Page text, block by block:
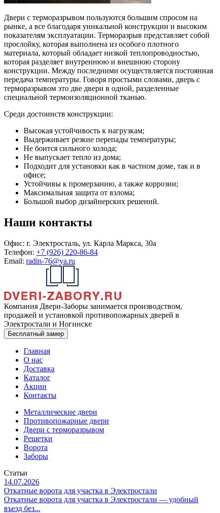
Двери с терморазрывом пользуются большим спросом на
рынке, а все благодаря уникальной конструкции и высоким
показателям эксплуатации. Терморазрыв представляет собой
прослойку, которая выполнена из особого плотного
материала, который обладает низкой теплопроводностью,
которая разделяет внутреннюю и внешнюю сторону
конструкции. Между последними осуществляется постоянная
передача температуры. Говоря простыми словами, дверь с
терморазрывом это две двери в одной, разделенные
специальной термоизоляционной тканью.
Среди достоинств конструкции:
Высокая устойчивость к нагрузкам;
Выдерживает резкие перепады температуры;
Не боится сильного холода;
Не выпускает тепло из дома;
Подходит для установки как в частном доме, так и в
офисе;
Устойчивы к промерзанию, а также коррозии;
Максимальная защита от взлома;
Большой выбор дизайнерских решений.
Наши контакты
Офис: г. Электросталь, ул. Карла Маркса, 30а
Телефон: +7 (926) 220-86-84
Email: radin-76@ya.ru
Компания Двери-Заборы занимается производством,
продажей и установкой противопожарных дверей в
Электростали и Ногинске
Бесплатный замер
Главная
О нас
Доставка
Каталог
Акции
Контакты
Металлические двери
Противопожарные двери
Двери с терморазрывом
Решетки
Ворота
Заборы
Статьи
14.07.2026
Откатные ворота для участка в Электростали
Откатные ворота для участка в Электростали — удобный
въезд без...